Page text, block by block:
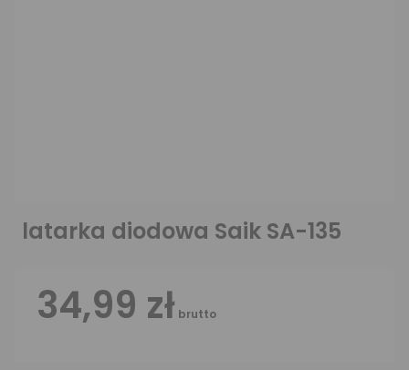
latarka diodowa Saik SA-135
34,99 zł brutto